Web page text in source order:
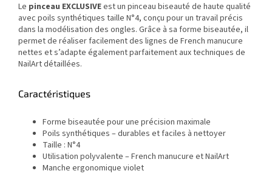
Le pinceau EXCLUSIVEest un pinceau biseauté de haute qualité
avec poils synthétiques taille N°4, conçu pour un travail précis
dans la modélisation des ongles. Grâce à sa forme biseautée, il
permet de réaliser facilement des lignes de French manucure
nettes et s’adapte également parfaitement aux techniques de
NailArt détaillées.
Caractéristiques
Forme biseautée pour une précision maximale
Poils synthétiques – durables et faciles à nettoyer
Taille : N°4
Utilisation polyvalente – French manucure et NailArt
Manche ergonomique violet